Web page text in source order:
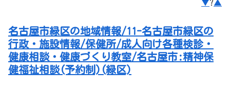
▼?▲
名古屋市緑区の地域情報/11-名古屋市緑区の
行政・施設情報/保健所/成人向け各種検診・
健康相談・健康づくり教室/名古屋市:精神保
健福祉相談(予約制)(緑区)